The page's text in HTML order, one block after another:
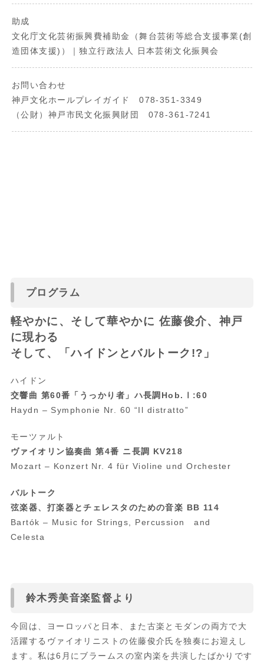
助成
文化庁文化芸術振興費補助金（舞台芸術等総合支援事業(創
造団体支援)）｜独立行政法人 日本芸術文化振興会
お問い合わせ
神戸文化ホールプレイガイド 078-351-3349
（公財）神戸市民文化振興財団 078-361-7241
プログラム
軽やかに、そして華やかに 佐藤俊介、神戸
に現わる
そして、「ハイドンとバルトーク!?」
ハイドン
交響曲 第60番「うっかり者」ハ長調 Hob.Ⅰ:60
Haydn – Symphonie Nr. 60 “Il distratto”
モーツァルト
ヴァイオリン協奏曲 第4番 ニ長調 KV218
Mozart – Konzert Nr. 4 für Violine und Orchester
バルトーク
弦楽器、打楽器とチェレスタのための音楽 BB 114
Bartók – Music for Strings, Percussion and
Celesta
鈴木秀美音楽監督より
今回は、ヨーロッパと日本、また古楽とモダンの両方で大
活躍するヴァイオリニストの佐藤俊介氏を独奏にお迎えし
ます。私は6月にブラームスの室内楽を共演したばかりです